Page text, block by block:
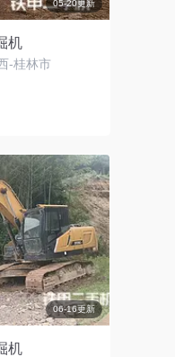
05-20更新
机
-桂林市
06-16更新
机